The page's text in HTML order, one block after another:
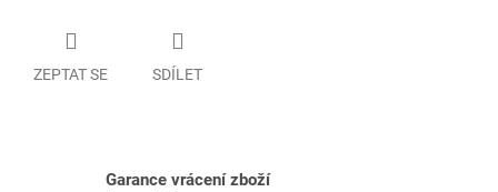
ZEPTAT SE SDÍLET
Garance vrácení zboží